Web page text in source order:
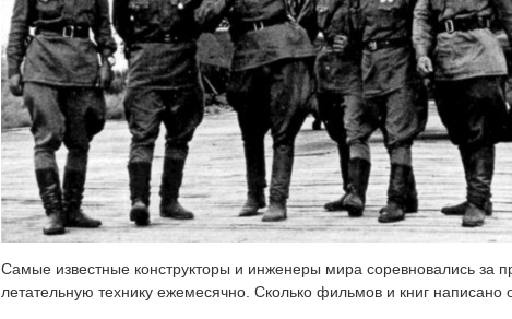
Самые известные конструкторы и инженеры мира соревновались за
летательную технику ежемесячно. Сколько фильмов и книг